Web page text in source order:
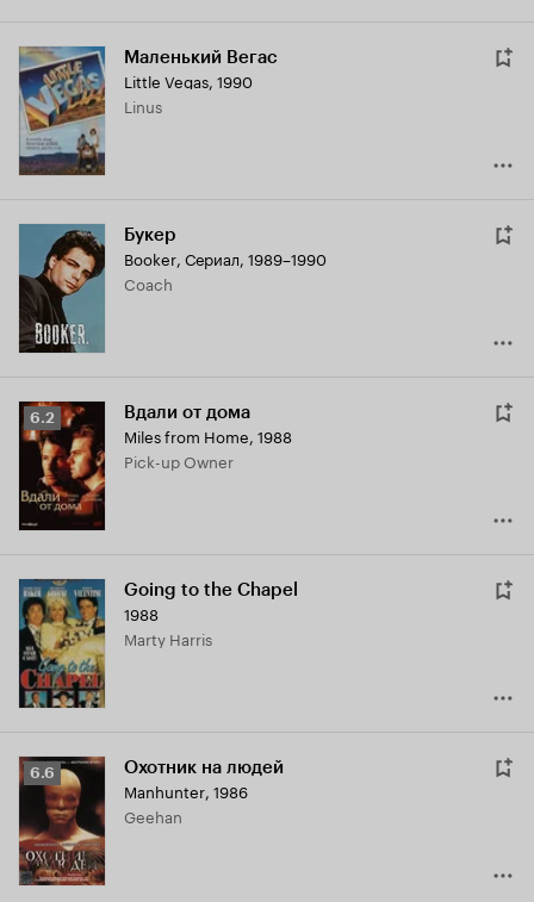
Маленький Вегас
Little Vegas, 1990
Linus
Букер
Booker, Сериал, 1989–1990
Coach
Рейтинг
Кинопоиска
6.2
6.2 Вдали от дома
Miles from Home, 1988
Pick-up Owner
Going to the Chapel
1988
Marty Harris
Рейтинг
Кинопоиска
6.6
6.6 Охотник на людей
Manhunter, 1986
Geehan